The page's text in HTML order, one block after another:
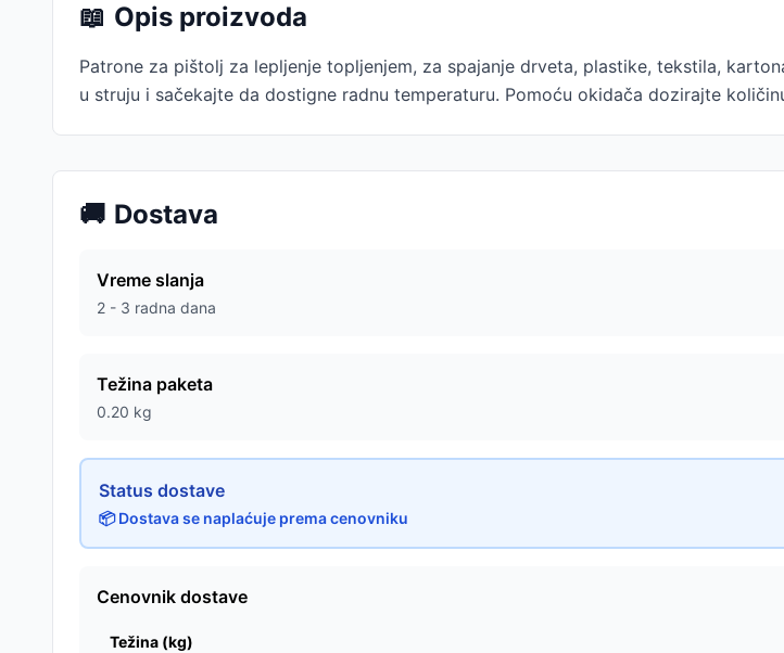
📖 Opis proizvoda
Patrone za pištolj za lepljenje topljenjem, za spajanje drveta, plastike, tekstila,
u struju i sačekajte da dostigne radnu temperaturu. Pomoću okidača dozirajte
🚚 Dostava
Vreme slanja
2 - 3 radna dana
Težina paketa
0.20 kg
Status dostave
📦 Dostava se naplaćuje prema cenovniku
Cenovnik dostave
Težina (kg)